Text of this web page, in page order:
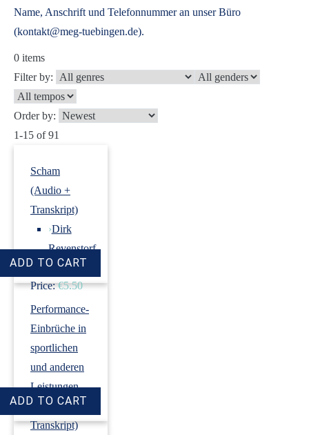
Name, Anschrift und Telefonnummer an unser Büro
(kontakt@meg-tuebingen.de).
0 items
Filter by:
Order by:
1-15 of 91
Scham
(Audio +
Transkript)
›Dirk
Revenstorf
Price: €5.50
Performance-
Einbrüche in
sportlichen
und anderen
Leistungen
(Audio +
Transkript)